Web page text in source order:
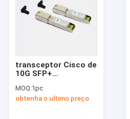
transceptor Cisco de
10G SFP+
80km LC SMF
compatível
MOQ:1pc
obtenha o ultimo preço